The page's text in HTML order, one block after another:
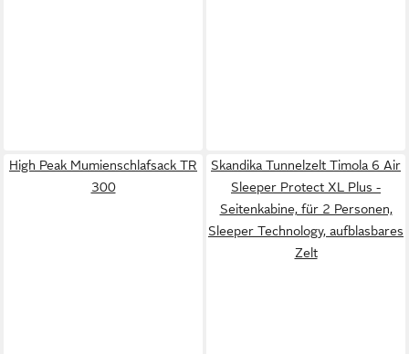
High Peak Mumienschlafsack TR
300
Skandika Tunnelzelt Timola 6 Air
Sleeper Protect XL Plus -
Seitenkabine, für 2 Personen,
Sleeper Technology, aufblasbares
Zelt